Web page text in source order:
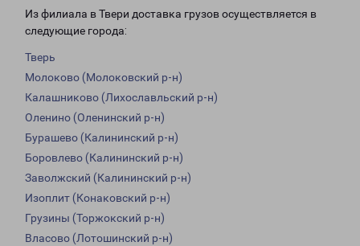
Из филиала в Твери доставка грузов осуществляется в
следующие города:
Тверь
Молоково (Молоковский р-н)
Калашниково (Лихославльский р-н)
Оленино (Оленинский р-н)
Бурашево (Калининский р-н)
Боровлево (Калининский р-н)
Заволжский (Калининский р-н)
Изоплит (Конаковский р-н)
Грузины (Торжокский р-н)
Власово (Лотошинский р-н)